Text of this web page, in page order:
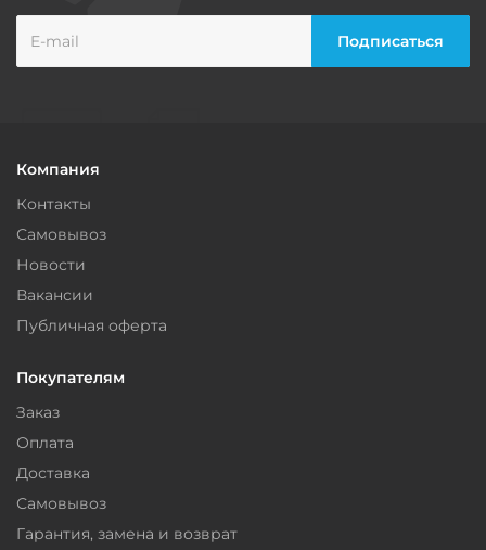
Компания
Контакты
Самовывоз
Новости
Вакансии
Публичная оферта
Покупателям
Заказ
Оплата
Доставка
Самовывоз
Гарантия, замена и возврат